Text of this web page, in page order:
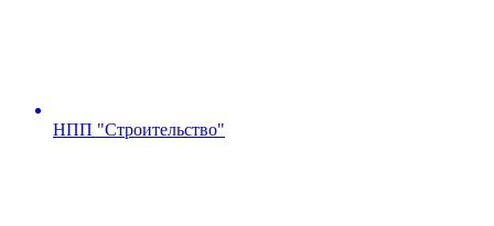
НПП "Строительство"